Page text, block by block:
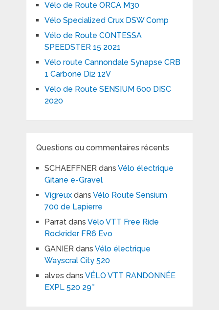
Vélo de Route ORCA M30
Vélo Specialized Crux DSW Comp
Vélo de Route CONTESSA
SPEEDSTER 15 2021
Vélo route Cannondale Synapse CRB
1 Carbone Di2 12V
Vélo de Route SENSIUM 600 DISC
2020
Questions ou commentaires récents
SCHAEFFNERdans Vélo électrique
Gitane e-Gravel
Vigreuxdans Vélo Route Sensium
700 de Lapierre
Parratdans Vélo VTT Free Ride
Rockrider FR6 Evo
GANIERdans Vélo électrique
Wayscral City 520
alves dans VÉLO VTT RANDONNÉE
EXPL 520 29″